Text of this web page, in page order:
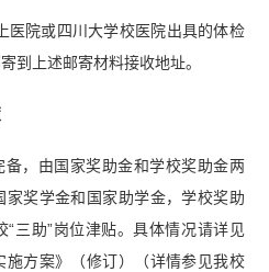
医院或四川大学校医院出具的体检
到上述邮寄材料接收地址。
，由国家奖助金和学校奖助金两
奖学金和国家助学金，学校奖助
三助”岗位津贴。具体情况请详见
施方案》（修订）（详情参见我校